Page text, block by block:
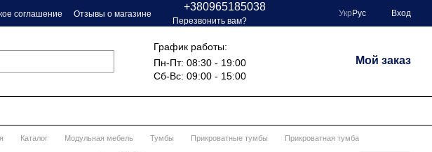
соглашение
Отзывы о магазине
+380965185038
Перезвонить вам?
Укр Рус Вход
График работы:
Пн-Пт: 08:30 - 19:00
Сб-Вс: 09:00 - 15:00
Мой заказ
Каталог Модульная мебель Тумбы Прикроватные тумбы Прикроватная тумба